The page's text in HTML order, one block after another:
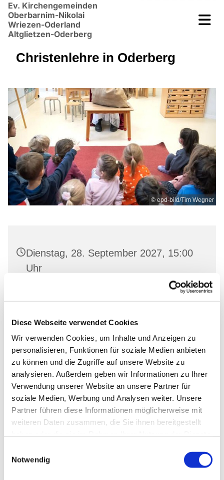
Diese Webseite verwendet Cookies
Wir verwenden Cookies, um Inhalte und Anzeigen zu
personalisieren, Funktionen für soziale Medien anbieten
zu können und die Zugriffe auf unsere Website zu
analysieren. Außerdem geben wir Informationen zu Ihrer
Verwendung unserer Website an unsere Partner für
soziale Medien, Werbung und Analysen weiter. Unsere
Partner führen diese Informationen möglicherweise mit
weiteren Daten zusammen, die Sie ihnen bereitgestellt
Notwendig
Ev. Kirchengemeinden
Oberbarnim-Nikolai
Wriezen-Oderland
Altglietzen-Oderberg
Christenlehre in Oderberg
© epd-bild/Tim Wegner
Dienstag, 28. September 2027, 15:00
Uhr